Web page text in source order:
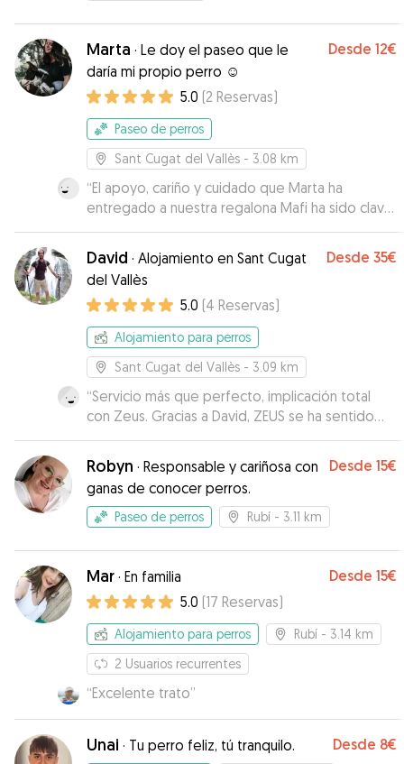
Marta · Le doy el paseo que le
daría mi propio perro ☺️
Desde 12€
5.0 (2 Reservas)
Paseo de perros
Sant Cugat del Vallès - 3.08 km
“El apoyo, cariño y cuidado que Marta ha
entregado a nuestra regalona Mafi ha sido clave
en la mejoría de salud que ha mostrado. No
habríamos podido avanzar sin Marta!!!!
”
David · Alojamiento en Sant Cugat
del Vallès
Desde 35€
5.0 (4 Reservas)
Alojamiento para perros
Sant Cugat del Vallès - 3.09 km
“Servicio más que perfecto, implicación total
con Zeus. Gracias a David, ZEUS se ha sentido
como en casa. Todo perfecto y con ganas de
repetir.
Robyn · Responsable y cariñosa con
ganas de conocer perros.
Desde 15€
Paseo de perros Rubí - 3.11 km
Mar · En familia Desde 15€
5.0 (17 Reservas)
Alojamiento para perros Rubí - 3.14 km
2 Usuarios recurrentes
“Excelente trato”
Unai · Tu perro feliz, tú tranquilo. Desde 8€